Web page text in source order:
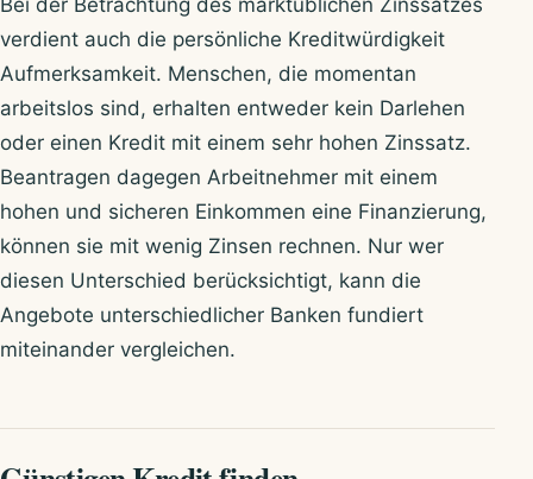
Bei der Betrachtung des marktüblichen Zinssatzes
verdient auch die persönliche Kreditwürdigkeit
Aufmerksamkeit. Menschen, die momentan
arbeitslos sind, erhalten entweder kein Darlehen
oder einen Kredit mit einem sehr hohen Zinssatz.
Beantragen dagegen Arbeitnehmer mit einem
hohen und sicheren Einkommen eine Finanzierung,
können sie mit wenig Zinsen rechnen. Nur wer
diesen Unterschied berücksichtigt, kann die
Angebote unterschiedlicher Banken fundiert
miteinander vergleichen.